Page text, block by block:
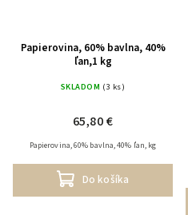
Papierovina, 60% bavlna, 40%
ľan,1 kg
SKLADOM (3 ks)
65,80 €
Do košíka
Papierovina, 60% bavlna, 40% ľan, kg